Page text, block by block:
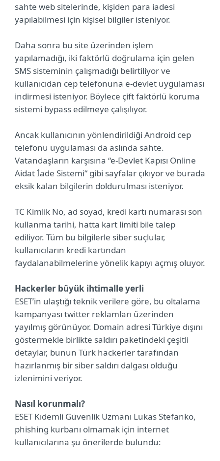
sahte web sitelerinde, kişiden para iadesi
yapılabilmesi için kişisel bilgiler isteniyor.
Daha sonra bu site üzerinden işlem
yapılamadığı, iki faktörlü doğrulama için gelen
SMS sisteminin çalışmadığı belirtiliyor ve
kullanıcıdan cep telefonuna e-devlet uygulaması
indirmesi isteniyor. Böylece çift faktörlü koruma
sistemi bypass edilmeye çalışılıyor.
Ancak kullanıcının yönlendirildiği Android cep
telefonu uygulaması da aslında sahte.
Vatandaşların karşısına “e-Devlet Kapısı Online
Aidat İade Sistemi“ gibi sayfalar çıkıyor ve burada
eksik kalan bilgilerin doldurulması isteniyor.
TC Kimlik No, ad soyad, kredi kartı numarası son
kullanma tarihi, hatta kart limiti bile talep
ediliyor. Tüm bu bilgilerle siber suçlular,
kullanıcıların kredi kartından
faydalanabilmelerine yönelik kapıyı açmış oluyor.
Hackerler büyük ihtimalle yerli
ESET’in ulaştığı teknik verilere göre, bu oltalama
kampanyası twitter reklamları üzerinden
yayılmış görünüyor. Domain adresi Türkiye dışını
göstermekle birlikte saldırı paketindeki çeşitli
detaylar, bunun Türk hackerler tarafından
hazırlanmış bir siber saldırı dalgası olduğu
izlenimini veriyor.
Nasıl korunmalı?
ESET Kıdemli Güvenlik Uzmanı Lukas Stefanko,
phishing kurbanı olmamak için internet
kullanıcılarına şu önerilerde bulundu: